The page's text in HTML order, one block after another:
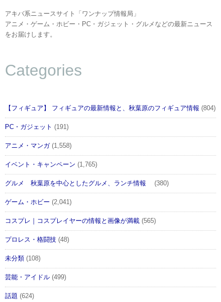
アキバ系ニュースサイト「ワンナップ情報局」
アニメ・ゲーム・ホビー・PC・ガジェット・グルメなどの最新ニュース
をお届けします。
Categories
【フィギュア】 フィギュアの最新情報と、秋葉原のフィギュア情報 (804)
PC・ガジェット (191)
アニメ・マンガ(1,558)
イベント・キャンペーン (1,765)
グルメ 秋葉原を中心としたグルメ、ランチ情報 (380)
ゲーム・ホビー (2,041)
コスプレ｜コスプレイヤーの情報と画像が満載 (565)
プロレス・格闘技 (48)
未分類 (108)
芸能・アイドル (499)
話題 (624)